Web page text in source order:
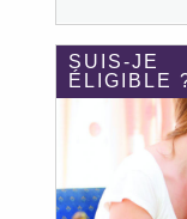
SUIS-JE
ÉLIGIBLE